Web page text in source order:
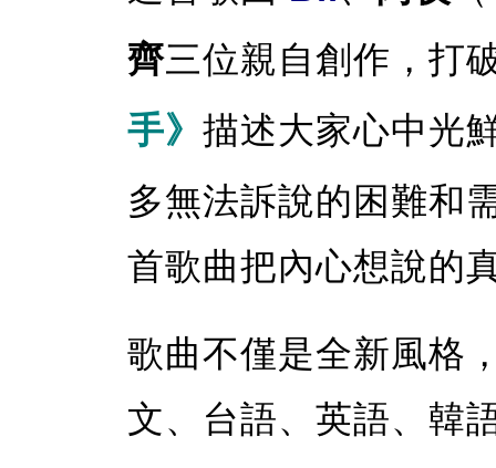
齊三位親自創作，打
手》 描述大家心中光
多無法訴說的困難和
首歌曲把內心想說的
歌曲不僅是全新風格
文、台語、英語、韓